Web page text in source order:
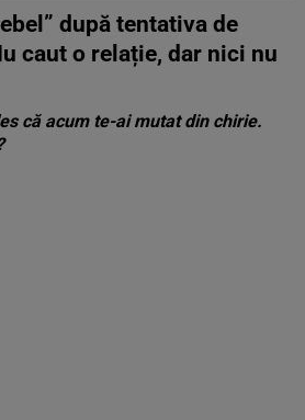
după tentativa de
caut o relație, dar nici nu
că acum te-ai mutat din chirie.